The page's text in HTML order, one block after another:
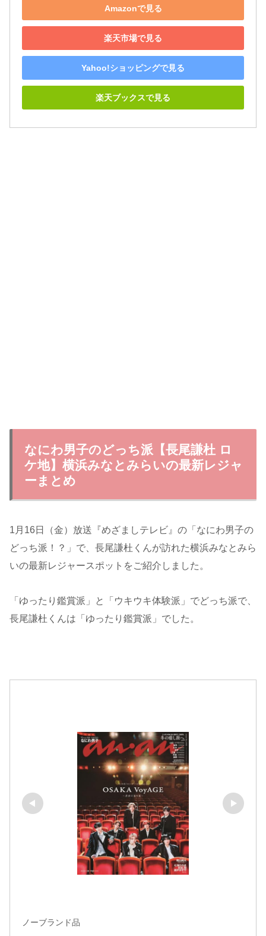
Amazonで見る
楽天市場で見る
Yahoo!ショッピングで見る
楽天ブックスで見る
なにわ男子のどっち派【長尾謙杜 ロ
ケ地】横浜みなとみらいの最新レジャ
ーまとめ
1月16日（金）放送『めざましテレビ』の「なにわ男子の
どっち派！？」で、長尾謙杜くんが訪れた横浜みなとみら
いの最新レジャースポットをご紹介しました。
「ゆったり鑑賞派」と「ウキウキ体験派」でどっち派で、
長尾謙杜くんは「ゆったり鑑賞派」でした。
ノーブランド品